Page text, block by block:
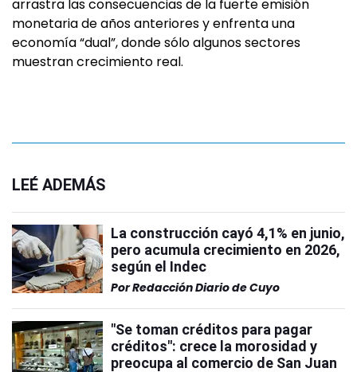
arrastra las consecuencias de la fuerte emisión
monetaria de años anteriores y enfrenta una
economía “dual”, donde sólo algunos sectores
muestran crecimiento real.
LEÉ ADEMÁS
La construcción cayó 4,1% en junio,
pero acumula crecimiento en 2026,
según el Indec
PorRedacción Diario de Cuyo
"Se toman créditos para pagar
créditos": crece la morosidad y
preocupa al comercio de San Juan